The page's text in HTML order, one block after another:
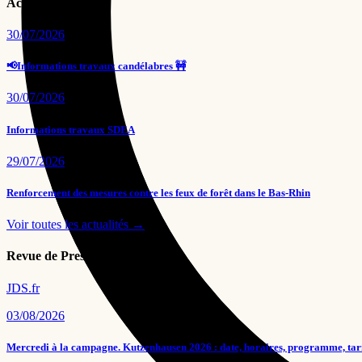
30/07/2026
📢Informations travaux candélabres 🚧
30/07/2026
Informations travaux SDEA
29/07/2026
Renforcement des mesures contre les feux de forêt dans le Bas-Rhin
Voir toutes les actualités →
Revue de Presse
JDS.fr
03/08/2026
Mercredi à la campagne. Kutzenhausen 2026 : date, horaires, programme,